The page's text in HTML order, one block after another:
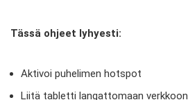
Tässä ohjeet lyhyesti:
Aktivoi puhelimen hotspot
Liitä tabletti langattomaan verkkoon